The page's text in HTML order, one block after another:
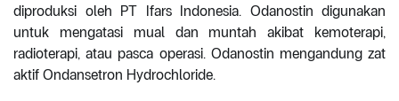
diproduksi oleh PT Ifars Indonesia. Odanostin digunakan
untuk mengatasi mual dan muntah akibat kemoterapi,
radioterapi, atau pasca operasi. Odanostin mengandung zat
aktif Ondansetron Hydrochloride.